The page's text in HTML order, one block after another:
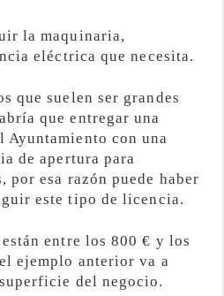
la maquinaria,
eléctrica que necesita.
que suelen ser grandes
que entregar una
con una
de apertura para
esa razón puede haber
este tipo de licencia.
están entre los 800 € y los
ejemplo anterior va a
del negocio.